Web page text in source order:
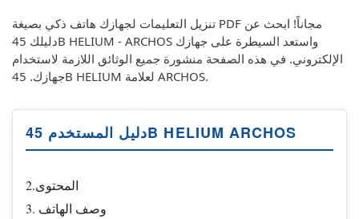
تنزيل التعليمات لجهازك هاتف ذكي بصيغة PDF مجاناً! ابحث عن
دليلك 45B HELIUM - ARCHOS واستعد السيطرة على جهازك
الإلكتروني. في هذه الصفحة منشورة جميع الوثائق اللازمة لاستخدام
جهازك. 45B HELIUM لعلامة ARCHOS.
دليل المستخدم 45B HELIUM ARCHOS
2.المحتوى
3. وصف الهاتف